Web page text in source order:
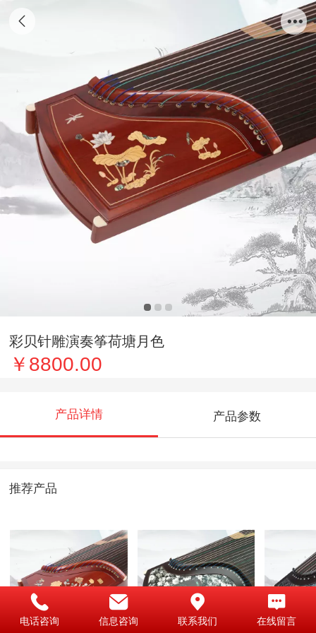
彩贝针雕演奏筝荷塘月色
￥8800.00
产品详情 产品参数
推荐产品
红木彩贝演奏筝春
黑檀牛皮金瓶梅韵 黑檀牛
电话咨询 信息咨询 联系我们 在线留言